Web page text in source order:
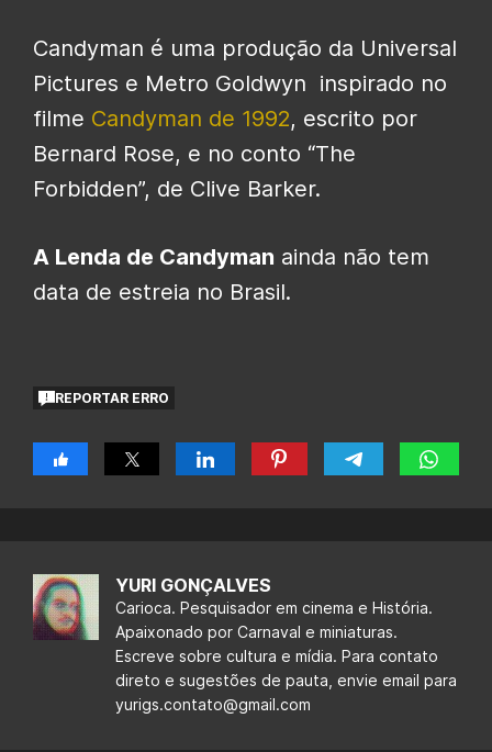
Candyman é uma produção da Universal
Pictures e Metro Goldwyn inspirado no
filme Candyman de 1992, escrito por
Bernard Rose, e no conto “The
Forbidden”, de Clive Barker.
A Lenda de Candyman ainda não tem
data de estreia no Brasil.
REPORTAR ERRO
YURI GONÇALVES
Carioca. Pesquisador em cinema e História.
Apaixonado por Carnaval e miniaturas.
Escreve sobre cultura e mídia. Para contato
direto e sugestões de pauta, envie email para
yurigs.contato@gmail.com